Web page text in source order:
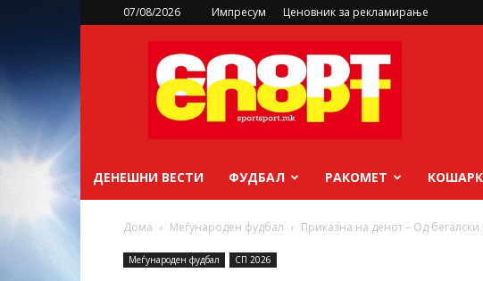
07/08/2026 Импресум Ценовник за рекламирање
sportsport.mk
ДЕНЕШНИ ВЕСТИ ФУДБАЛ РАКОМЕТ
Дома Меѓународен фудбал Приказна на денот – Од бегалски
Меѓународен фудбал СП 2026